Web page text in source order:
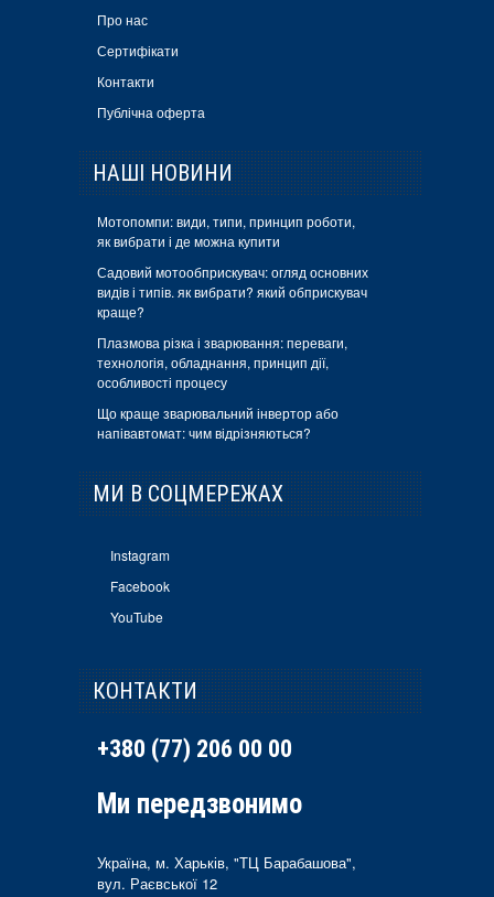
Про нас
Сертифікати
Контакти
Публічна оферта
НАШІ НОВИНИ
Мотопомпи: види, типи, принцип роботи,
як вибрати і де можна купити
Садовий мотообприскувач: огляд основних
видів і типів. як вибрати? який обприскувач
краще?
Плазмова різка і зварювання: переваги,
технологія, обладнання, принцип дії,
особливості процесу
Що краще зварювальний інвертор або
напівавтомат: чим відрізняються?
МИ В СОЦМЕРЕЖАХ
Instagram
Facebook
YouTube
КОНТАКТИ
+380 (77) 206 00 00
Ми передзвонимо
Україна, м. Харьків, "ТЦ Барабашова",
вул. Раєвської 12